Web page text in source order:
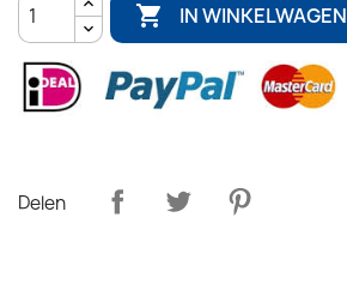
 IN WINKELWAGEN
Delen